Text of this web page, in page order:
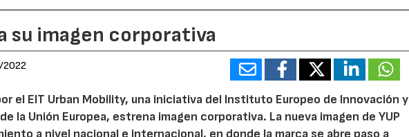
su imagen corporativa
el EIT Urban Mobility, una iniciativa del Instituto Europeo de Innovación y
la Unión Europea, estrena imagen corporativa. La nueva imagen de YUP
a nivel nacional e internacional, en donde la marca se abre paso a